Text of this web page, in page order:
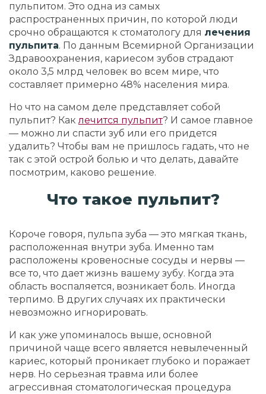
пульпитом. Это одна из самых
распространенных причин, по которой люди
срочно обращаются к стоматологу для лечения
пульпита. По данным Всемирной Организации
Здравоохранения, кариесом зубов страдают
около 3,5 млрд человек во всем мире, что
составляет примерно 48% населения мира.
Но что на самом деле представляет собой
пульпит? Каклечится пульпит? И самое главное
— можно ли спасти зуб или его придется
удалить? Чтобы вам не пришлось гадать, что не
так с этой острой болью и что делать, давайте
посмотрим, каково решение.
Что такое пульпит?
Короче говоря, пульпа зуба — это мягкая ткань,
расположенная внутри зуба. Именно там
расположены кровеносные сосуды и нервы —
все то, что дает жизнь вашему зубу. Когда эта
область воспаляется, возникает боль. Иногда
терпимо. В других случаях их практически
невозможно игнорировать.
И как уже упоминалось выше, основной
причиной чаще всего является невылеченный
кариес, который проникает глубоко и поражает
нерв. Но серьезная травма или более
агрессивная стоматологическая процедура